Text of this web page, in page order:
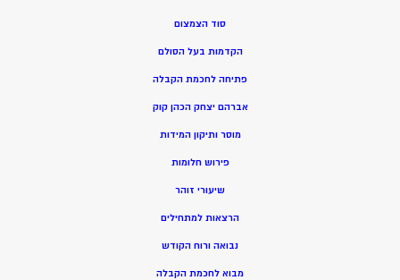
סוד הצמצום
הקדמות בעל הסולם
פתיחה לחכמת הקבלה
אברהם יצחק הכהן קוק
מוסר ותיקון המידות
פירוש חלומות
שיעורי זוהר
הרצאות למתחילים
נבואה ורוח הקודש
מבוא לחכמת הקבלה